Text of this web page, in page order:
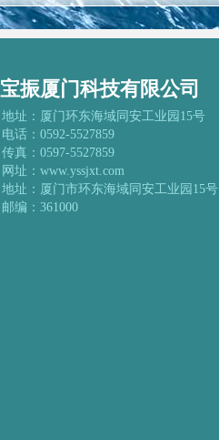
宝振厦门科技有限公司
地址：厦门环东海域同安工业园15号
电话：0592-5527859
传真：0597-5527859
网址：www.yssjxt.com
地址：厦门市环东海域同安工业园15号
邮编：361000